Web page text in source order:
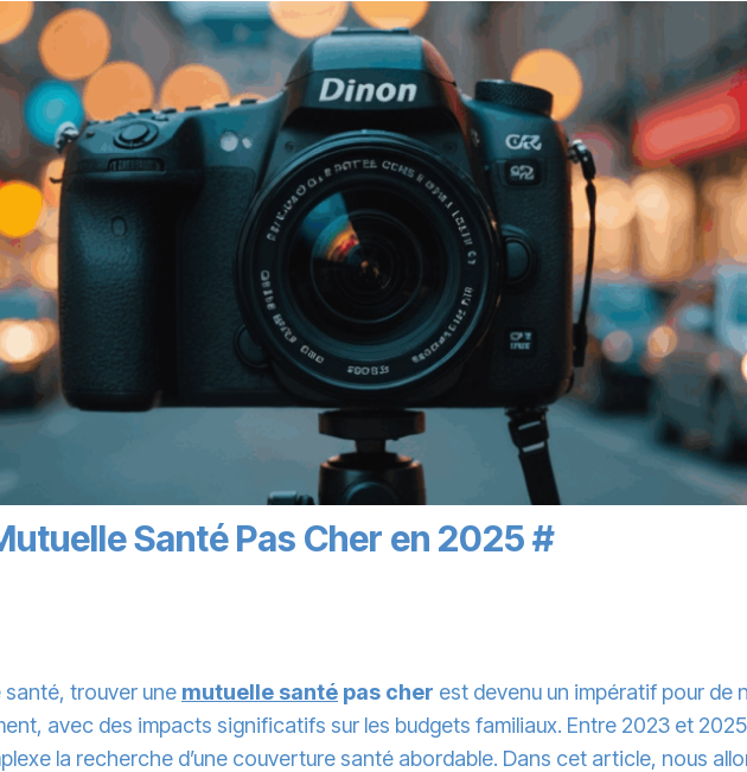
Santé Pas Cher en 2025#
santé, trouver une mutuelle santé pas cher est devenu un impératif pour de
avec des impacts significatifs sur les budgets familiaux. Entre 2023 et
la recherche d’une couverture santé abordable. Dans cet article, nous